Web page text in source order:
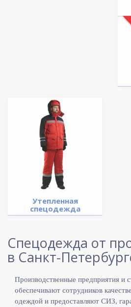
Утепленная
спецодежда
Спецодежда от
в Санкт-
Производственные предприятия и
обеспечивают сотрудников
одеждой и предоставляют СИЗ,